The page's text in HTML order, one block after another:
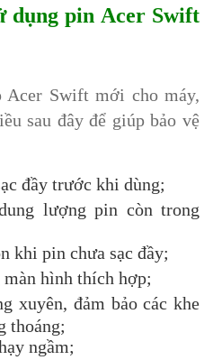
dụng pin Acer Swift
Acer Swift mới cho máy,
sau đây để giúp bảo vệ
đầy trước khi dùng;
lượng pin còn trong
khi pin chưa sạc đầy;
hình thích hợp;
xuyên, đảm bảo các khe
thoáng;
ngầm;